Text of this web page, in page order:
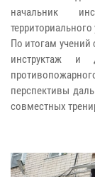
начальник
По итогам
инструктаж и
перспективы
совместных